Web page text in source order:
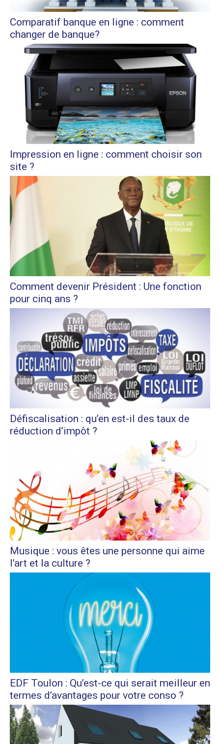
Comparatif banque en ligne : comment
changer de banque?
Impression en ligne : comment choisir son
site ?
Comment devenir Président : Une fonction
pour cinq ans ?
Défiscalisation : qu’en est-il des taux de
réduction d’impôt ?
Musique : vous êtes une personne qui aime
l’art et la culture ?
EDF Toulon : Qu’est-ce qui serait meilleur en
termes d’avantages pour votre conso ?